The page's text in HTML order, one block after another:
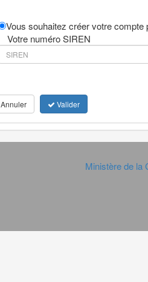
Vous souhaitez créer votre
Votre numéro SIREN
Annuler Valider
Ministère de la